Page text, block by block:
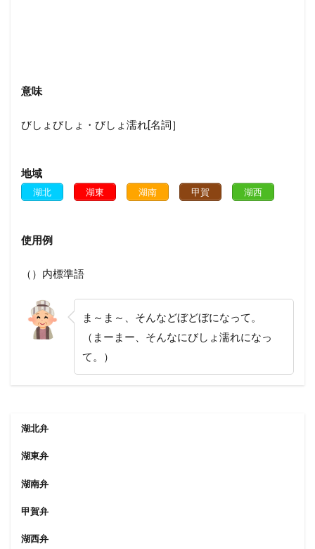
意味
びしょびしょ・びしょ濡れ[名詞］
地域
湖北 湖東 湖南 甲賀 湖西
使用例
（）内標準語
ま～ま～、そんなどぼどぼになって。
（まーまー、そんなにびしょ濡れになっ
て。）
湖北弁
湖東弁
湖南弁
甲賀弁
湖西弁